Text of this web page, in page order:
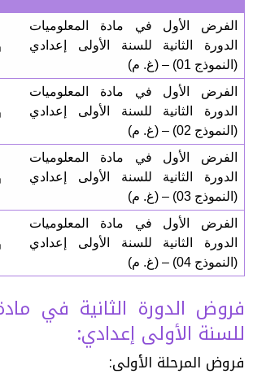
الفرض الأول في مادة المعلوميات
الدورة الثانية للسنة الأولى إعدادي
(النموذج 01) – (غ. م)
الفرض الأول في مادة المعلوميات
الدورة الثانية للسنة الأولى إعدادي
(النموذج 02) – (غ. م)
الفرض الأول في مادة المعلوميات
الدورة الثانية للسنة الأولى إعدادي
(النموذج 03) – (غ. م)
الفرض الأول في مادة المعلوميات
الدورة الثانية للسنة الأولى إعدادي
(النموذج 04) – (غ. م)
فروض الدورة الثانية في
للسنة الأولى إعدادي:
فروض المرحلة الأولى: